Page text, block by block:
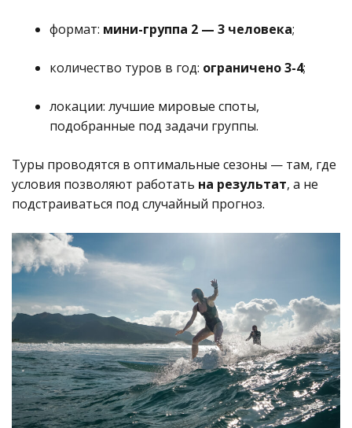
формат: мини-группа 2 — 3 человека;
количество туров в год: ограничено 3-4;
локации: лучшие мировые споты,
подобранные под задачи группы.
Туры проводятся в оптимальные сезоны — там, где
условия позволяют работать на результат, а не
подстраиваться под случайный прогноз.